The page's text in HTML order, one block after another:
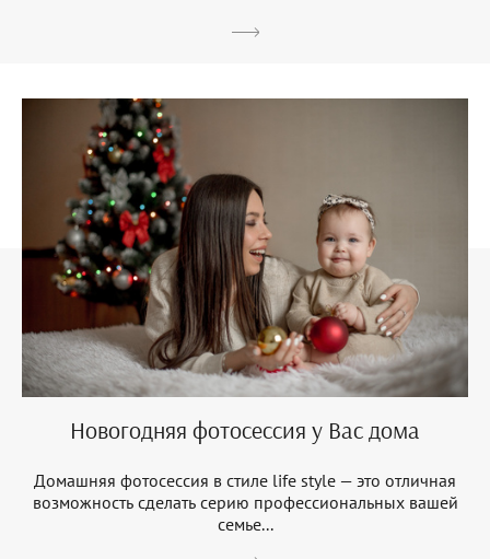
Новогодняя фотосессия у Вас дома
Домашняя фотосессия в стиле life style — это отличная
возможность сделать серию профессиональных вашей
семье...